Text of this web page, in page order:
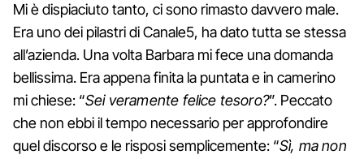
Mi è dispiaciuto tanto, ci sono rimasto davvero male.
Era uno dei pilastri di Canale5, ha dato tutta se stessa
all’azienda. Una volta Barbara mi fece una domanda
bellissima. Era appena finita la puntata e in camerino
mi chiese: “Sei veramente felice tesoro?”. Peccato
che non ebbi il tempo necessario per approfondire
quel discorso e le risposi semplicemente: “Sì, ma non